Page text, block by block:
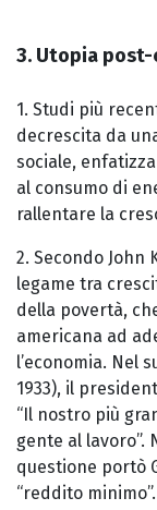
3. Utopia
1. Studi più
decrescita da
sociale,
al consumo di
rallentare la
2. Secondo
legame tra
della povertà,
americana ad
l’economia. Nel
1933), il
“Il nostro più
gente al lavoro”.
questione portò
“reddito minimo”.